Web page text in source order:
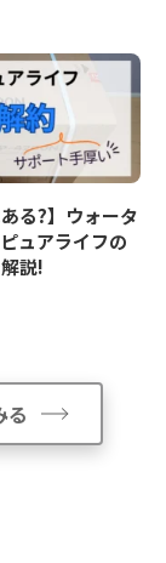
ある?】ウォータ
ュアライフの
説!
る